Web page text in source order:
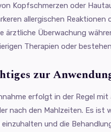
Kopfschmerzen oder
allergischen Reaktionen
ärztliche Überwachung
Therapien oder
zur
erfolgt in der Regel
nach den Mahlzeiten. Es ist
einzuhalten und die